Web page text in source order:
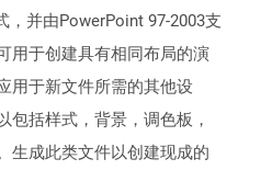
，并由PowerPoint 97-2003支
用于创建具有相同布局的演
用于新文件所需的其他设
包括样式，背景，调色板，
生成此类文件以创建现成的